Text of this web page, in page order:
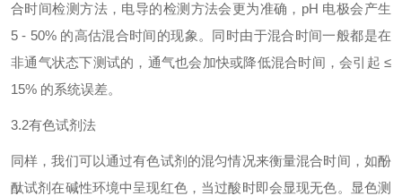
合时间检测方法，电导的检测方法会更为准确，pH 电极会产生
5 - 50% 的高估混合时间的现象。同时由于混合时间一般都是在
非通气状态下测试的，通气也会加快或降低混合时间，会引起 ≤
15% 的系统误差。
3.2有色试剂法
同样，我们可以通过有色试剂的混匀情况来衡量混合时间，如酚
酞试剂在碱性环境中呈现红色，当过酸时即会显现无色。显色测